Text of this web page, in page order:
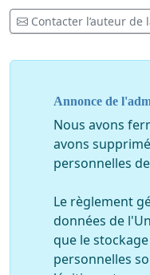
Contacter l’auteur de
Annonce de
Nous avons
avons
personnelles
Le règlement
données de
que le
personnelles